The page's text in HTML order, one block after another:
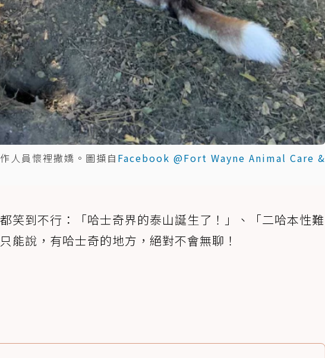
人員懷裡撒嬌。圖擷自 Facebook @Fort Wayne Animal Care &
笑到不行：「哈士奇界的泰山誕生了！」、「二哈本性難
能說，有哈士奇的地方，絕對不會無聊！